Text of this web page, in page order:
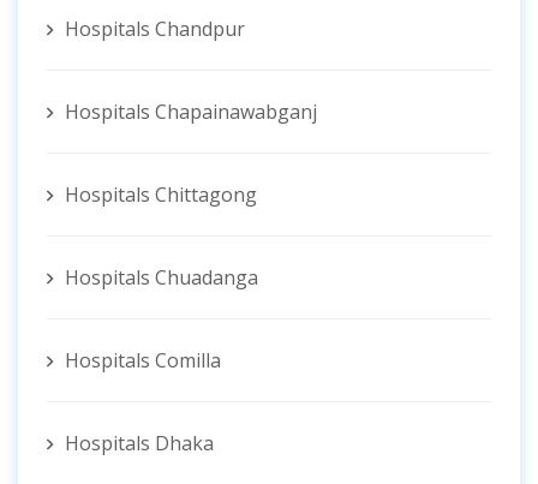
Hospitals Chandpur
Hospitals Chapainawabganj
Hospitals Chittagong
Hospitals Chuadanga
Hospitals Comilla
Hospitals Dhaka